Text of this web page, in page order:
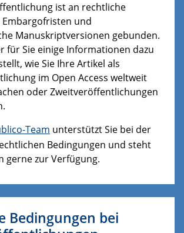
ist an rechtliche
Embargofristen und
Manuskriptversionen gebunden.
für Sie einige Informationen dazu
wie Sie Ihre Artikel als
im Open Access weltweit
oder Zweitveröffentlichungen
Team unterstützt Sie bei der
Bedingungen und steht
gerne zur Verfügung.
Bedingungen bei